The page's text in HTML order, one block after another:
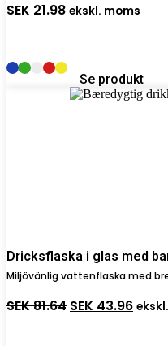
SEK 21.98 ekskl. moms
Se produkt
Dricksflaska i glas med
Miljövänlig vattenflaska med
SEK81.64 Det
ursprungliga
SEK 43.96Det